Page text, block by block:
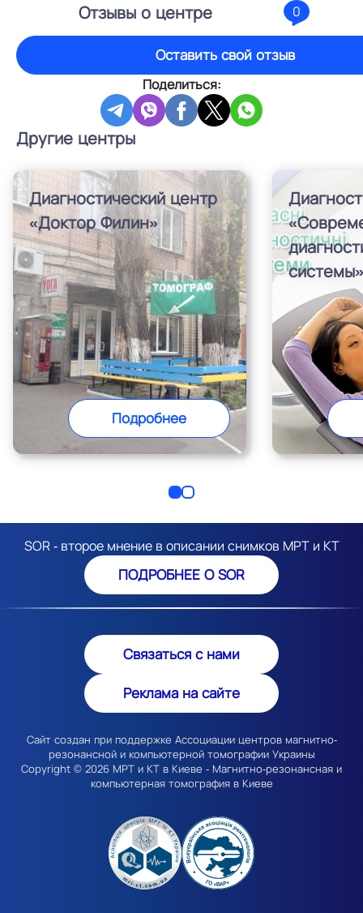
Отзывы о центре 0
Оставить свой отзыв
Поделиться:
Другие центры
Диагностический центр
«Доктор Филин»
Подробнее
системы»
SOR - второе мнение в описании снимков МРТ и КТ
ПОДРОБНЕЕ О SOR
Связаться с нами
Реклама на сайте
Сайт создан при поддержке Ассоциации центров магнитно-
резонансной и компьютерной томографии Украины
Copyright © 2026 МРТ и КТ в Киеве - Магнитно-резонансная и
компьютерная томография в Киеве